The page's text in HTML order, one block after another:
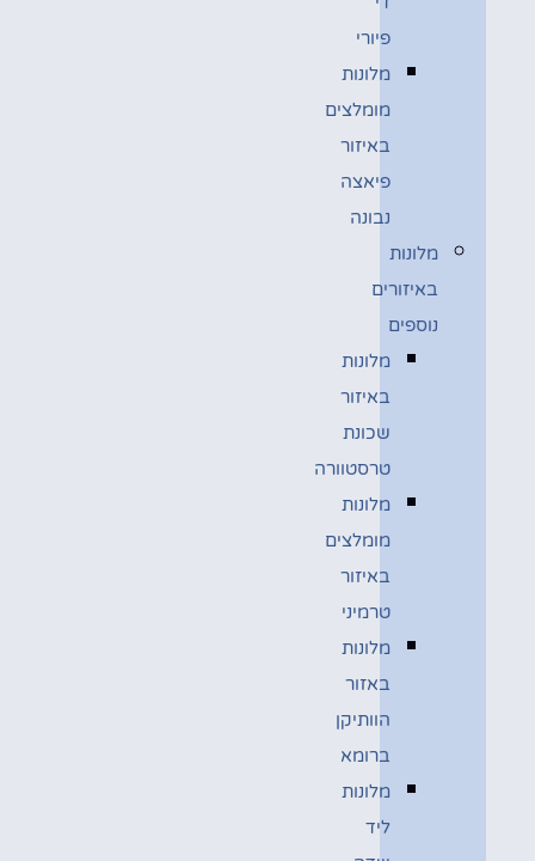
פיורי
מלונות
מומלצים
באיזור
פיאצה
נבונה
מלונות
באיזורים
נוספים
מלונות
באיזור
שכונת
טרסטוורה
מלונות
מומלצים
באיזור
טרמיני
מלונות
באזור
הוותיקן
ברומא
מלונות
ליד